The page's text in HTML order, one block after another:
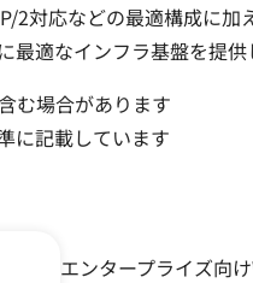
2対応などの最適構成に
適なインフラ基盤を提供
む場合があります
に記載しています
エンタープライズ向